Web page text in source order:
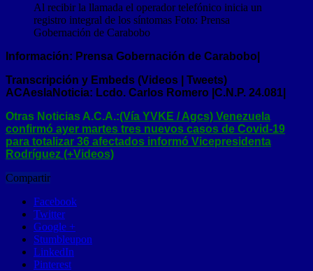
Al recibir la llamada el operador telefónico inicia un
registro integral de los síntomas Foto: Prensa
Gobernación de Carabobo
Información: Prensa Gobernación de Carabobo
Transcripción y Embeds (Videos | Tweets)
ACAeslaNoticia: Lcdo. Carlos Romero |C.N.P. 24.081|
Otras Noticias A.C.A.:(Vía YVKE / Agcs) Venezuela
confirmó ayer martes tres nuevos casos de Covid-19
para totalizar 36 afectados informó Vicepresidenta
Rodríguez (+Videos)
Compartir
Facebook
Twitter
Google +
Stumbleupon
LinkedIn
Pinterest